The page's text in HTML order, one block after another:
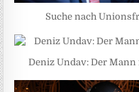
Suche nach
Deniz Undav: Der